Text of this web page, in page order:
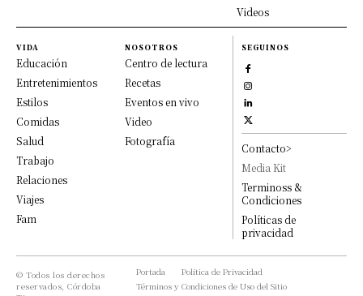
Videos
VIDA
Educación
Entretenimientos
Estilos
Comidas
Salud
Trabajo
Relaciones
Viajes
Fam
NOSOTROS
Centro de lectura
Recetas
Eventos en vivo
Video
Fotografía
SEGUINOS
Contacto>
Media Kit
Terminoss &
Condiciones
Políticas de
privacidad
© Todos los derechos
reservados, Córdoba
Portada
Política de Privacidad
Términos y Condiciones de Uso del Sitio